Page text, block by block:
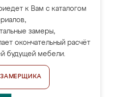
к Вам с каталогом
замеры,
окончательный расчёт
будущей мебели.
ЗАМЕРЩИКА